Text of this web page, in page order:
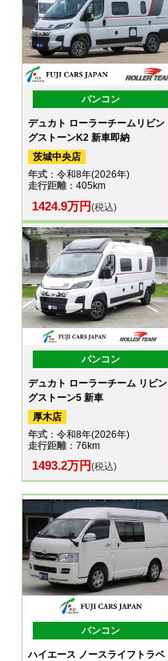
バンコン
デュカト ローラーチームリビン
グストーンK2 新車即納
茨城中央店
年式 ：令和8年(2026年)
走行距離：405km
1424.9万円(税込)
バンコン
デュカト ローラーチーム リビン
グストーン5 新車
厚木店
年式 ：令和8年(2026年)
走行距離：76km
1493.2万円(税込)
バンコン
ハイエース ノースライフトラベ